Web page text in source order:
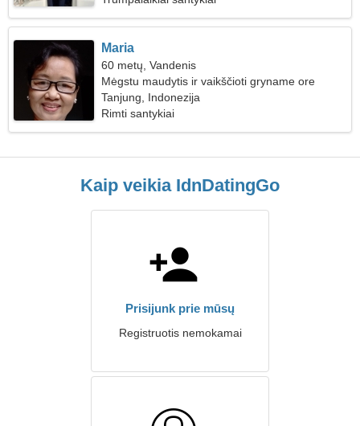
Maria
60 metų, Vandenis
Mėgstu maudytis ir vaikščioti gryname ore
Tanjung, Indonezija
Rimti santykiai
Kaip veikia IdnDatingGo
Prisijunk prie mūsų
Registruotis nemokamai